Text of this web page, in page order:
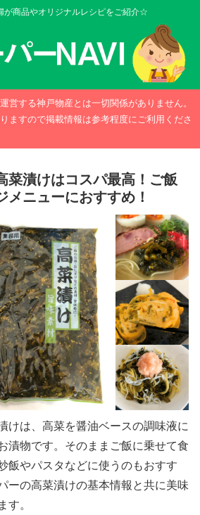
が商品やオリジナルレシピをご紹介☆
営する神戸物産とは一切関係がありません。
ますので掲載情報は参考程度にご利用くださ
菜漬けはコスパ最高！ご飯
メニューにおすすめ！
けは、高菜を醤油ベースの調味液に
漬物です。そのままご飯に乗せて食
飯やパスタなどに使うのもおすす
ーの高菜漬けの基本情報と共に美味
す。